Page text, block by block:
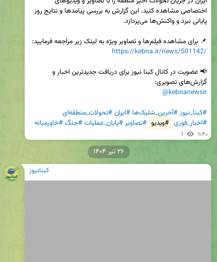
📌 برای مشاهده فیلم‌ها و تصاویر ویژه به لینک زیر مراجعه فرمایید:
https://kebna.ir/news/501142/
گزارش‌های تصویری:
@kebnanewsir
#کبنا_نیوز#آخرین_شلیک‌ها #ایران#تحولات_منطقه‌ای
#اخبار_فوری #ویدیو #تصاویر#پایان_عملیات#جنگ#خاورمیانه
1 ۱۱:۴۰
کبنانیوز
۲۶ تیر ۱۴۰۴